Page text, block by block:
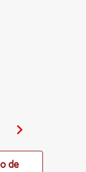
de